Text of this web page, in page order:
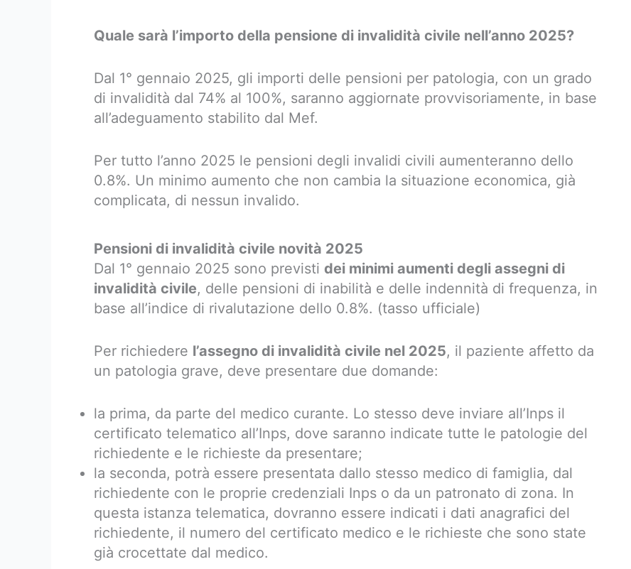
Quale sarà l’importo della pensione di invalidità civile nell’anno 2025?
Dal 1° gennaio 2025, gli importi delle pensioni per patologia, con un grado
di invalidità dal 74% al 100%, saranno aggiornate provvisoriamente, in base
all’adeguamento stabilito dal Mef.
Per tutto l’anno 2025 le pensioni degli invalidi civili aumenteranno dello
0.8%. Un minimo aumento che non cambia la situazione economica, già
complicata, di nessun invalido.
Pensioni di invalidità civile novità 2025
Dal 1° gennaio 2025 sono previsti dei minimi aumenti degli assegni di
invalidità civile, delle pensioni di inabilità e delle indennità di frequenza, in
base all’indice di rivalutazione dello 0.8%. (tasso ufficiale)
Per richiedere l’assegno di invalidità civile nel 2025, il paziente affetto da
un patologia grave, deve presentare due domande:
la prima, da parte del medico curante. Lo stesso deve inviare all’Inps il
certificato telematico all’Inps, dove saranno indicate tutte le patologie del
richiedente e le richieste da presentare;
la seconda, potrà essere presentata dallo stesso medico di famiglia, dal
richiedente con le proprie credenziali Inps o da un patronato di zona. In
questa istanza telematica, dovranno essere indicati i dati anagrafici del
richiedente, il numero del certificato medico e le richieste che sono state
già crocettate dal medico.